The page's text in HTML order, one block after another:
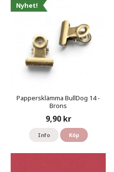
Nyhet!
Pappersklämma BullDog 14 -
Brons
9,90 kr
Info Köp